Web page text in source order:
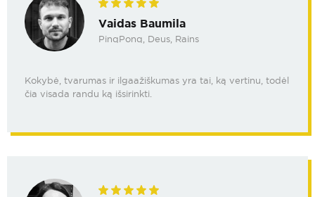
Vaidas Baumila
PinqPonq, Deus, Rains
Kokybė, tvarumas ir ilgaažiškumas yra tai, ką vertinu, todėl
čia visada randu ką išsirinkti.